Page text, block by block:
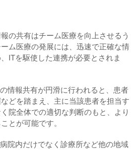
の共有はチーム医療を向上させるう
ム医療の発展には、迅速で正確な情
ITを駆使した連携が必要とされま
情報共有が円滑に行われると、患者
どを踏まえ、主に当該患者を担当す
院全体での適切な判断のもと、より
とが可能です。
院内だけでなく診療所など他の地域